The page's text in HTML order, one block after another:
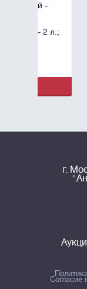
[«в
г.
Согласие